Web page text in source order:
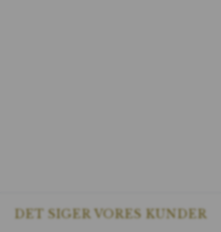
DET SIGER VORES KUNDER